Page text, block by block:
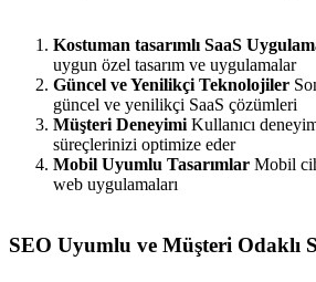
Kostuman tasarımlı SaaS
uygun özel tasarım ve uygulamalar
Güncel ve Yenilikçi Teknolojiler
güncel ve yenilikçi SaaS çözümleri
Müşteri Deneyimi Kullanıcı
süreçlerinizi optimize eder
Mobil Uyumlu Tasarımlar Mobil
web uygulamaları
SEO Uyumlu ve Müşteri Odaklı